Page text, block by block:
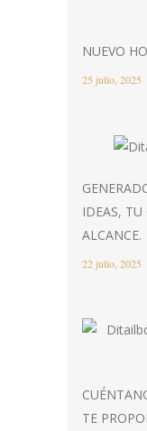
NUEVO
25 julio, 2025
IDEAS,
ALCANCE.
22 julio, 2025
TE